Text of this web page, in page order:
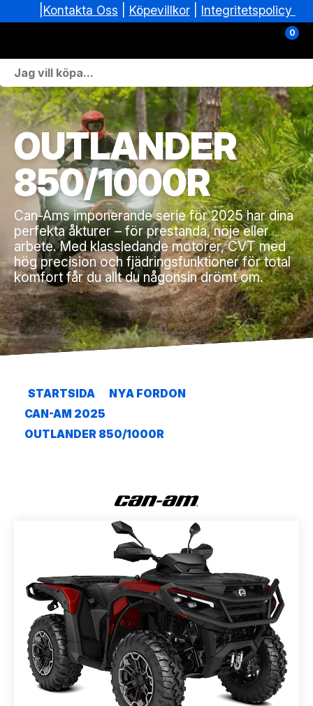
Köpevillkor| Integritetspolicy
0
Skoterdelar & Tillbehör
ATV-delar & Tillbehör
Sprängskisser
Nya fordon
Fordon i lager
Verkstad
OUTLANDER
850/1000R
Can-Ams imponerande serie för 2025 har dina
perfekta åkturer – för prestanda, nöje eller
arbete. Med klassledande motorer, CVT med
hög precision och fjädringsfunktioner för total
komfort får du allt du någonsin drömt om.
STARTSIDA
NYA FORDON
CAN-AM 2025
OUTLANDER 850/1000R